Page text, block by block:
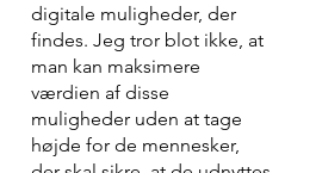
digitale muligheder, der
findes. Jeg tror blot ikke, at
man kan maksimere
værdien af disse
muligheder uden at tage
højde for de mennesker,